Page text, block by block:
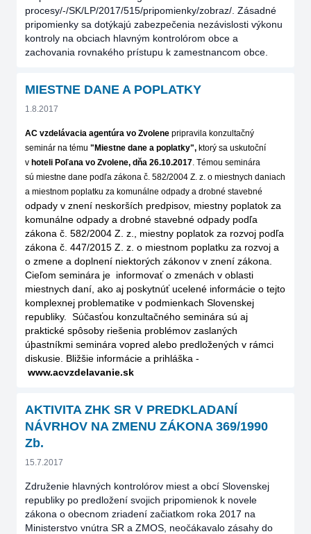
procesy/-/SK/LP/2017/515/pripomienky/zobraz/. Zásadné
pripomienky sa dotýkajú zabezpečenia nezávislosti výkonu
kontroly na obciach hlavným kontrolórom obce a
zachovania rovnakého prístupu k zamestnancom obce.
MIESTNE DANE A POPLATKY
1.8.2017
AC vzdelávacia agentúra vo Zvolene pripravila konzultačný
seminár na tému "Miestne dane a poplatky", ktorý sa uskutoční
v hoteli Poľana vo Zvolene, dňa 26.10.2017. Témou seminára
sú miestne dane podľa zákona č. 582/2004 Z. z. o miestnych daniach
a miestnom poplatku za komunálne odpady a drobné stavebné
odpady v znení neskorších predpisov, miestny poplatok za
komunálne odpady a drobné stavebné odpady podľa
zákona č. 582/2004 Z. z., miestny poplatok za rozvoj podľa
zákona č. 447/2015 Z. z. o miestnom poplatku za rozvoj a
o zmene a doplnení niektorých zákonov v znení zákona.
Cieľom seminára je informovať o zmenách v oblasti
miestnych daní, ako aj poskytnúť ucelené informácie o tejto
komplexnej problematike v podmienkach Slovenskej
republiky. Súčasťou konzultačného seminára sú aj
praktické spôsoby riešenia problémov zaslaných
úþastníkmi seminára vopred alebo predložených v rámci
diskusie. Bližšie informácie a prihláška -
www.acvzdelavanie.sk
AKTIVITA ZHK SR V PREDKLADANÍ
NÁVRHOV NA ZMENU ZÁKONA 369/1990
Zb.
15.7.2017
Združenie hlavných kontrolórov miest a obcí Slovenskej
republiky po predložení svojich pripomienok k novele
zákona o obecnom zriadení začiatkom roka 2017 na
Ministerstvo vnútra SR a ZMOS, neočákavalo zásahy do